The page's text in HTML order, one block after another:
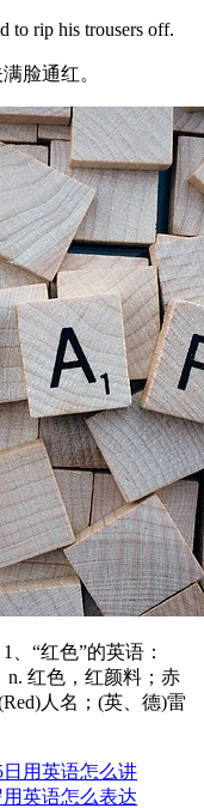
to rip his trousers off.
脸通红。
“红色”的英语：
n. 红色，红颜料；赤
人名；(英、德)雷
用英语怎么讲
英语怎么表达